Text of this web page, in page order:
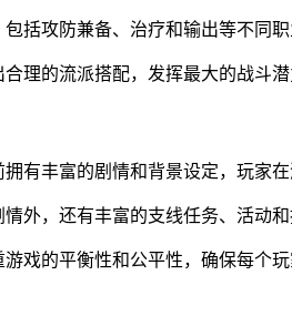
括攻防兼备、治疗和输出等不同职
理的流派搭配，发挥最大的战斗潜
有丰富的剧情和背景设定，玩家
外，还有丰富的支线任务、活动
戏的平衡性和公平性，确保每个